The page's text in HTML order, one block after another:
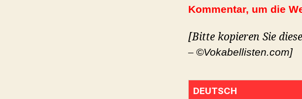
Kommentar, um die
[Bitte kopieren Sie
– ©Vokabellisten.com]
DEUTSCH